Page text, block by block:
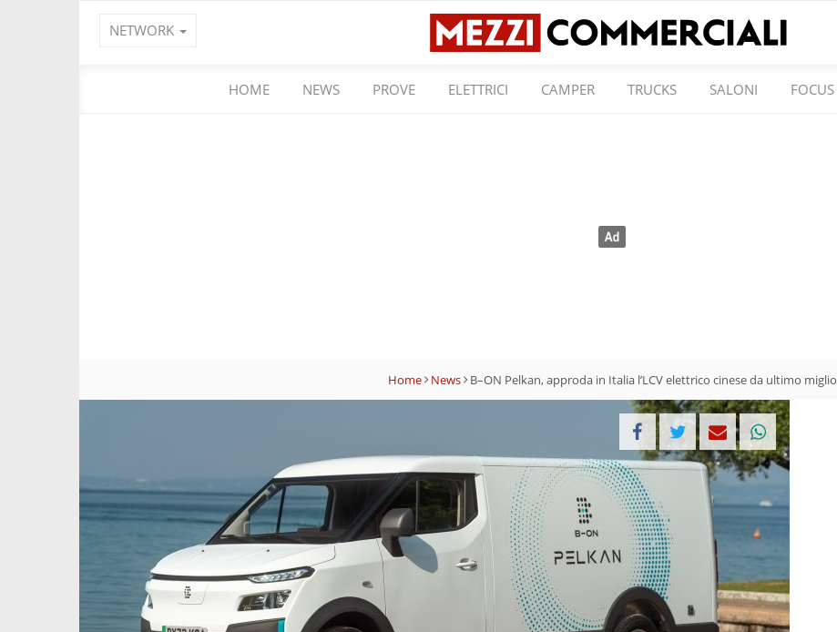
NETWORK
HOME NEWS PROVE ELETTRICI CAMPER TRUCKS SALONI FOCUS
Home News B–ON Pelkan, approda in Italia l’LCV elettrico cinese da ultimo miglio